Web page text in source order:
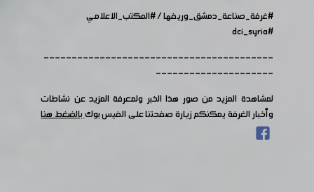
#غرفة_صناعة_دمشق_وريفها/#المكتب_الاعلامي
#dci_syria
-----------------------------------------
---------------------
لمشاهدة المزيد من صور هذا الخبر ولمعرفة المزيد عن نشاطات
وأخبار الغرفة يمكنكم زيارة صفحتنا على الفيس بوكبالضغط هنا